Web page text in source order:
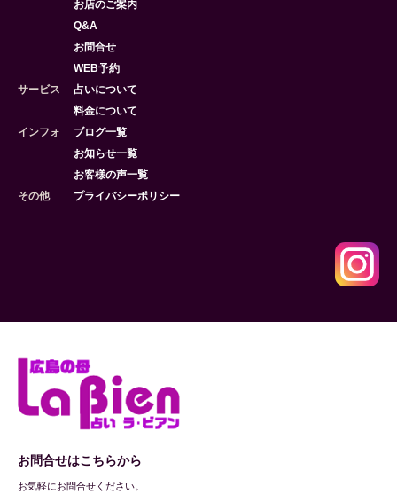
お店のご案内
Q&A
お問合せ
WEB予約
サービス
占いについて
料金について
インフォ
ブログ一覧
お知らせ一覧
お客様の声一覧
その他
プライバシーポリシー
お問合せはこちらから
お気軽にお問合せください。